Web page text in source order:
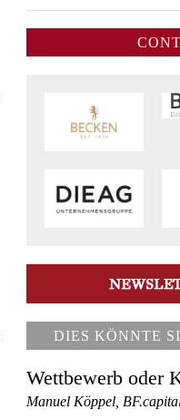
DIES KÖNNTE
Wettbewerb oder
Manuel Köppel,